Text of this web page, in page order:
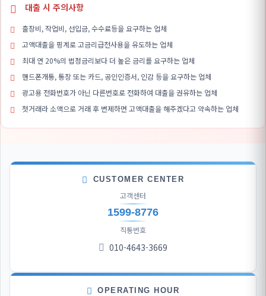
대출 시 주의사항
출장비, 작업비, 선입금, 수수료등을 요구하는 업체
고액대출을 핑계로 고금리급전사용을 유도하는 업체
최대 연 20%의 법정금리보다 더 높은 금리를 요구하는 업체
핸드폰개통, 통장 또는 카드, 공인인증서, 인감 등을 요구하는 업체
광고용 전화번호가 아닌 다른번호로 전화하여 대출을 권유하는 업체
첫거래라 소액으로 거래 후 변제하면 고액대출을 해주겠다고 약속하는 업체
CUSTOMER CENTER
고객센터
1599-8776
직통번호
010-4643-3669
OPERATING HOUR